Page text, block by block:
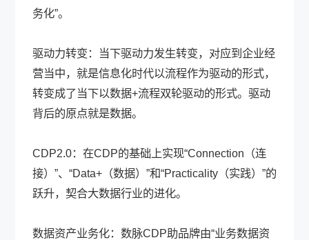
务化”。
驱动力转变：当下驱动力发生转变，对应到企业经
营当中，就是信息化时代以流程作为驱动的形式，
转变成了当下以数据+流程双轮驱动的形式。驱动
背后的原点就是数据。
CDP2.0：在CDP的基础上实现“Connection（连
接）”、“Data+（数据）”和“Practicality（实践）”的
跃升，契合大数据行业的进化。
数据资产业务化：数脉CDP助品牌由“业务数据资